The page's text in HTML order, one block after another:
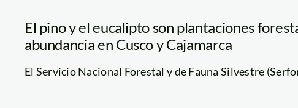
El pino y el eucalipto son plantaciones
abundancia en Cusco y Cajamarca
El Servicio Nacional Forestal y de Fauna Silvestre